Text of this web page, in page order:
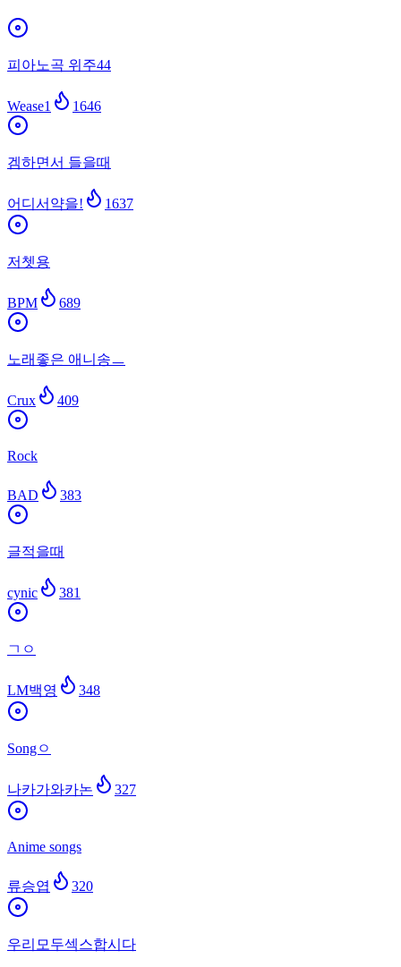
피아노곡 위주44
Wease1 1646
겜하면서 들을때
어디서약을! 1637
저쳇용
BPM 689
노래좋은 애니송ㅡ
Crux 409
Rock
BAD 383
글적을때
cynic 381
ㄱㅇ
LM백영 348
Songㅇ
나카가와카논 327
Anime songs
류승엽 320
우리모두섹스합시다